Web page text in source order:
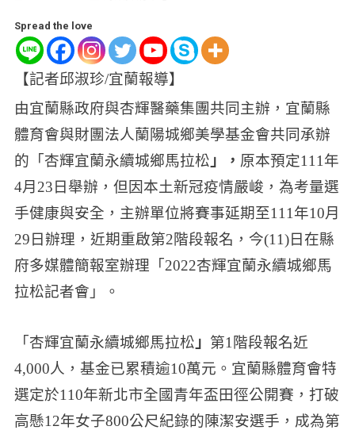
Spread the love
【記者邱淑珍/宜蘭報導】
由宜蘭縣政府與杏輝醫藥集團共同主辦，宜蘭縣
體育會與財團法人蘭陽城鄉美學基金會共同承辦
的「杏輝宜蘭永續城鄉馬拉松 」， 原本預定111年
4月23日舉辦，但因本土新冠疫情嚴峻，為考量選
手健康與安全，主辦單位將賽事延期至111年10月
29日辦理，近期重啟第2階段報名，今(11)日在縣
府多媒體簡報室辦理「2022杏輝宜蘭永續城鄉馬
拉松記者會」。
「杏輝宜蘭永續城鄉馬拉松 」 第1階段報名近
4,000人，基金已累積逾10萬元。宜蘭縣體育會特
選定於110年新北市全國青年盃田徑公開賽，打破
高懸12年女子800公尺紀錄的陳潔安選手，成為第